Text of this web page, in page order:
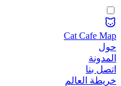
Cat Cafe Map
حول
المدونة
اتصل بنا
خريطة العالم